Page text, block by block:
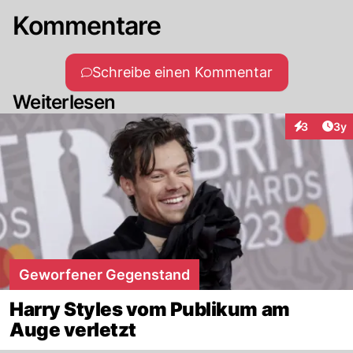
Kommentare
Schreibe einen Kommentar
Weiterlesen
3 3y
Geworfener Gegenstand
Harry Styles vom Publikum am
Auge verletzt